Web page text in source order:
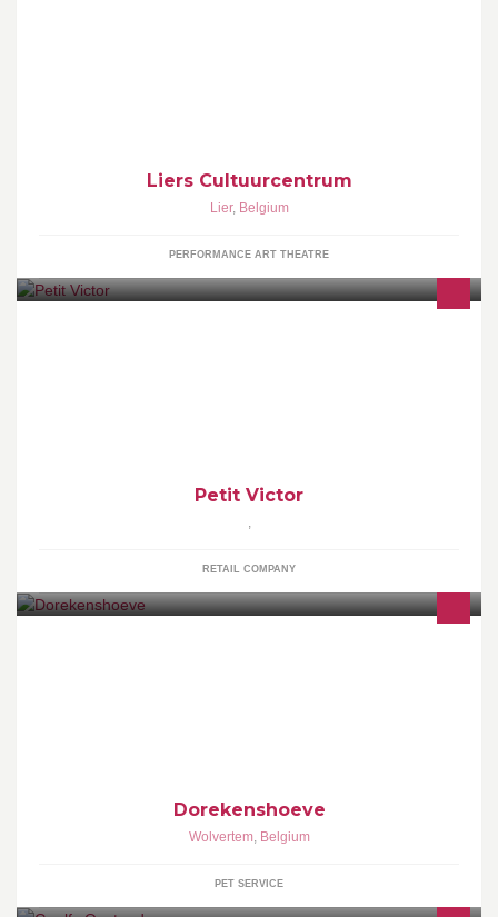
Liers Cultuurcentrum
Lier, Belgium
PERFORMANCE ART THEATRE
Petit Victor
,
RETAIL COMPANY
Dorekenshoeve
Wolvertem, Belgium
PET SERVICE